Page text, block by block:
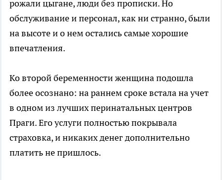
рожали цыгане, люди без прописки. Но
обслуживание и персонал, как ни странно, были
на высоте и о нем остались самые хорошие
впечатления.
Ко второй беременности женщина подошла
более осознано: на раннем сроке встала на учет
в одном из лучших перинатальных центров
Праги. Его услуги полностью покрывала
страховка, и никаких денег дополнительно
платить не пришлось.